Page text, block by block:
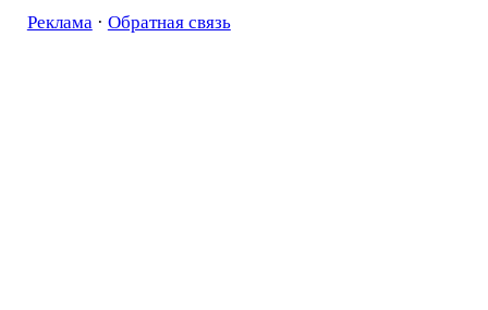
Реклама· Обратная связь